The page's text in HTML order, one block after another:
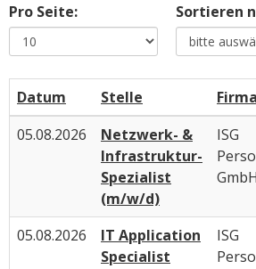
Pro Seite: Sortieren
Datum Stelle Firma
05.08.2026
Netzwerk- &
Infrastruktur-
Spezialist
(m/w/d)
ISG
GmbH
05.08.2026
IT Application
Specialist
ISG